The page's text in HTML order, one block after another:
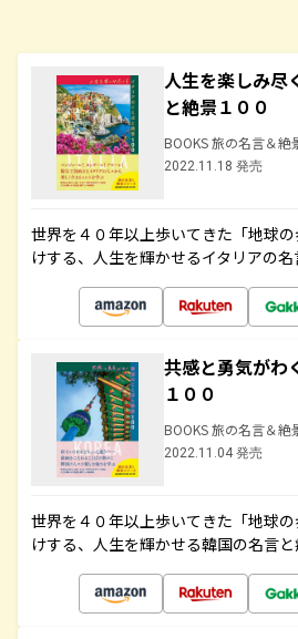
人生を楽しみ尽
と絶景１００
BOOKS 旅の名言＆絶
2022.11.18 発売
世界を４０年以上歩いてきた「地球
けする、人生を輝かせるイタリアの
共感と勇気がわ
１００
BOOKS 旅の名言＆絶
2022.11.04 発売
世界を４０年以上歩いてきた「地球
けする、人生を輝かせる韓国の名言